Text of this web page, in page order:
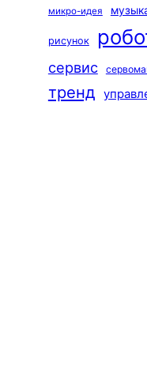
микро-идея
рисунок
сервис
тренд